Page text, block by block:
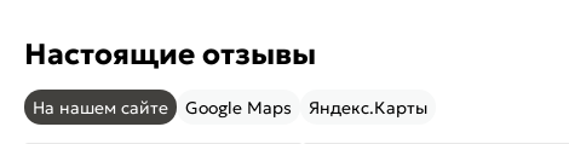
Настоящие отзывы
На нашем сайте Google Maps Яндекс.Карты